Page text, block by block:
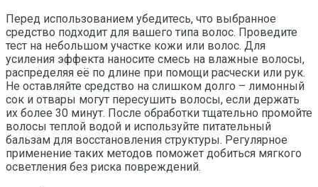
Перед использованием убедитесь, что выбранное
средство подходит для вашего типа волос. Проведите
тест на небольшом участке кожи или волос. Для
усиления эффекта наносите смесь на влажные волосы,
распределяя её по длине при помощи расчески или рук.
Не оставляйте средство на слишком долго – лимонный
сок и отвары могут пересушить волосы, если держать
их более 30 минут. После обработки тщательно промойте
волосы теплой водой и используйте питательный
бальзам для восстановления структуры. Регулярное
применение таких методов поможет добиться мягкого
осветления без риска повреждений.